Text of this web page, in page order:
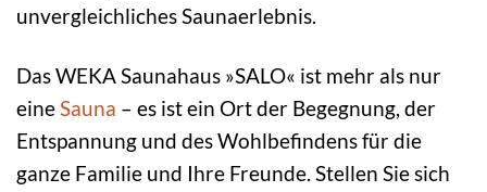
unvergleichliches Saunaerlebnis.
Das WEKA Saunahaus »SALO« ist mehr als nur
eineSauna – es ist ein Ort der Begegnung, der
Entspannung und des Wohlbefindens für die
ganze Familie und Ihre Freunde. Stellen Sie sich